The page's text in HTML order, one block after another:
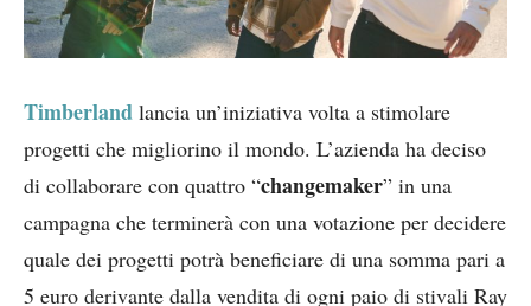
Timberland lancia un’iniziativa volta a stimolare
progetti che migliorino il mondo. L’azienda ha deciso
di collaborare con quattro “changemaker” in una
campagna che terminerà con una votazione per decidere
quale dei progetti potrà beneficiare di una somma pari a
5 euro derivante dalla vendita di ogni paio di stivali Ray